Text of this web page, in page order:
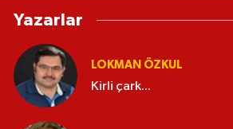
Yazarlar
LOKMAN ÖZKUL
Kirli çark...